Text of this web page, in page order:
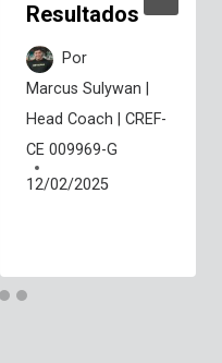
Resultados
Por
Marcus Sulywan |
Head Coach | CREF-
CE 009969-G
12/02/2025